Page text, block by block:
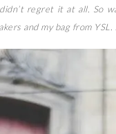
regret it at all. So
and my bag from YSL.